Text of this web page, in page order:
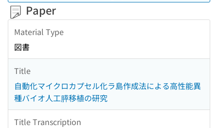
Paper
Material Type
図書
Title
自動化マイクロカプセル化ラ島作成法による高性能異
種バイオ人工膵移植の研究
Title Transcription